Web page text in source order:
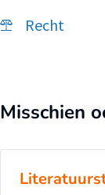
Recht
Misschien